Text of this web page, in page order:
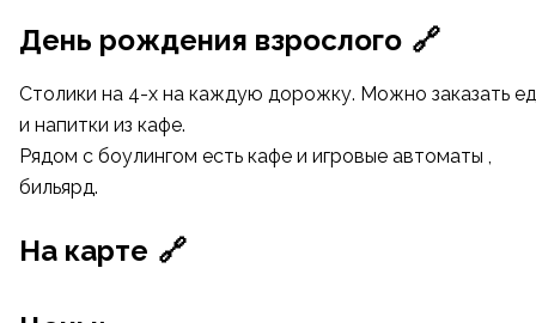
День рождения взрослого 🔗
Столики на 4-х на каждую дорожку. Можно заказать
и напитки из кафе.
Рядом с боулингом есть кафе и игровые автоматы ,
бильярд.
На карте 🔗